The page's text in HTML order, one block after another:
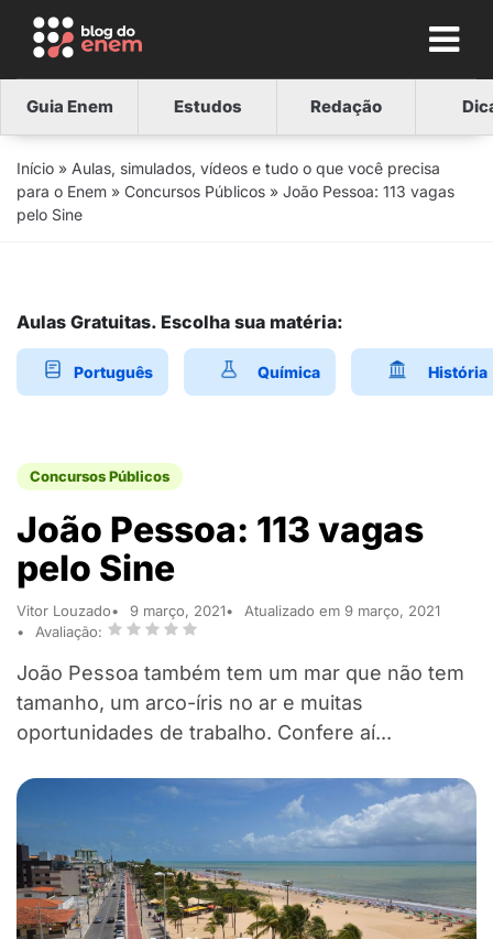
Guia Enem Estudos Redação
Início » Aulas, simulados, vídeos e tudo o que você precisa
para o Enem » Concursos Públicos » João Pessoa: 113 vagas
pelo Sine
Aulas Gratuitas. Escolha sua matéria:
Português Química História
Concursos Públicos
João Pessoa: 113 vagas
pelo Sine
Vitor Louzado 9 março, 2021
Atualizado em 9 março, 2021
Avaliação:
João Pessoa também tem um mar que não tem
tamanho, um arco-íris no ar e muitas
oportunidades de trabalho. Confere aí...